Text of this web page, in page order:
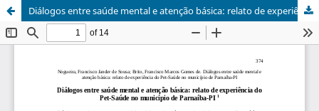
Diálogos entre saúde mental e atenção básica: relato de experiência do Pet-Saúde no município de Parnaíba-PI